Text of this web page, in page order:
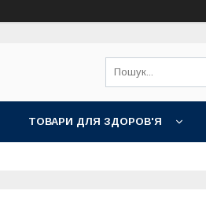
ТОВАРИ ДЛЯ ЗДОРОВ'Я